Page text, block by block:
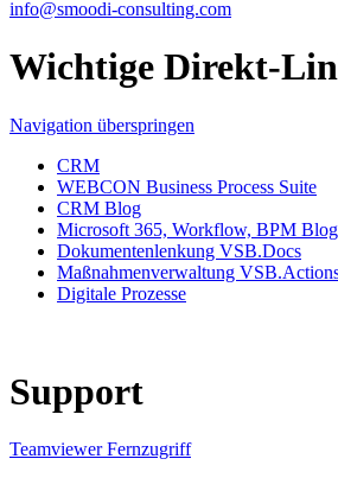
info@smoodi-consulting.com
Wichtige Direkt-
Navigation überspringen
CRM
WEBCON Business Process Suite
CRM Blog
Microsoft 365, Workflow, BPM Blog
Dokumentenlenkung VSB.Docs
Maßnahmenverwaltung
Digitale Prozesse
Support
Teamviewer Fernzugriff